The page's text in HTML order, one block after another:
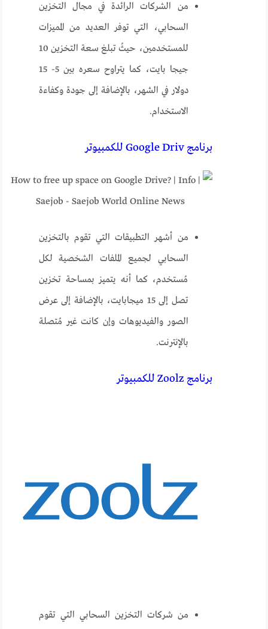
من الشركات الرائدة في مجال التخزين
السحابي، التي توفر العديد من المميزات
للمستخدمين، حيثُ تبلغ سعة التخزين 10
جيجا بايت، كما يتراوح سعره بين 5- 15
دولار في الشهر، بالإضافة إلى جودة وكفاءة
الاستخدام.
برنامج Google Driv للكمبيوتر
من أشهر التطبيقات التي تقوم بالتخزين
السحابي لجميع الملفات الشخصية لكل
مُستخدم، كما أنه يتميز بمساحة تخزين
تصل إلى 15 ميجابايت، بالإضافة إلى عرض
الصور والفيديوهات وإن كانت غير مُتصلة
بالإنترنت.
برنامج Zoolz للكمبيوتر
من شركات التخزين السحابي التي تقوم